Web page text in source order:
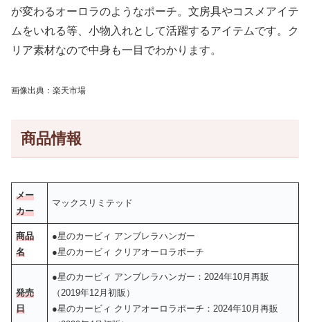
が変わるオーロラのようなポーチ。文房具やコスメアイテ
ムをいれる等、小物入れとして活躍するアイテムです。ク
リア素材なので中身も一目でわかります。
画像出典：楽天市場
商品情報
メー
カー
マックスリミテッド
商品
名
●星のカービィ アンブレラハンガー
●星のカービィ クリアオーロラポーチ
発売
日
●星のカービィ アンブレラハンガー：2024年10月再販
（2019年12月初販）
●星のカービィ クリアオーロラポーチ：2024年10月再販